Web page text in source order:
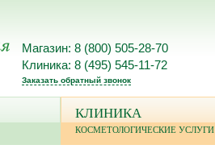
Магазин: 8 (800) 505-28-70
Клиника: 8 (495) 545-11-72
Заказать обратный звонок
КЛИНИКА
КОСМЕТОЛОГИЧЕСКИЕ УСЛУГИ